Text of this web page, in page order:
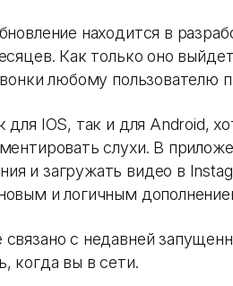
находится в
Как только оно
любому пользователю
IOS, так и для Android,
слухи. В
и загружать видео в
и логичным
с недавней
когда вы в сети.